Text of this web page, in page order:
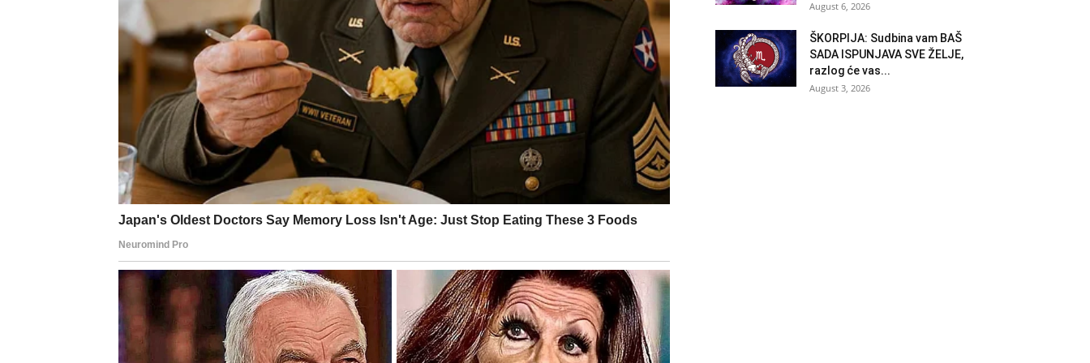
EMOCIJE, DUH I UNUTRAŠNJA SNAGA
Ovo je dan kada Ribe posebno osećaju povezanost sa sobom. Intuicija vam je pojačana, misli su
jasnije, a emocije dublje, ali ne teške. Mogući su simbolični snovi, sećanja ili trenuci introspekcije
koji vam pomažu da razumete koliko ste napredovali.
Danas shvatate jednu važnu istinu:
ne morate više da se dokazujete da biste bili vredni ljubavi, poštovanja i sreće.
Vi ste već dovoljno dobri. I upravo ta spoznaja vam donosi osmeh koji danas nosite – osmeh koji
nije glasan, ali je iskren i postojan.
Prijaće vam tišina, šetnja, muzika, razgovor sa osobom koja vas razume bez mnogo reči. Danas se
puni vaša duša.
August 6, 2026
ŠKORPIJA: Sudbina vam BAŠ
SADA ISPUNJAVA SVE ŽELJE,
razlog će vas...
August 3, 2026